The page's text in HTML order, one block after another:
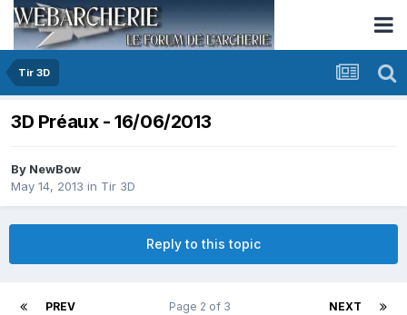
Tir 3D
3D Préaux - 16/06/2013
By NewBow
May 14, 2013 in Tir 3D
Reply to this topic
PREV NEXT
Page 2 of 3